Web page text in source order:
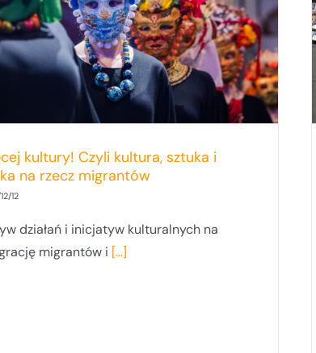
kultury! Czyli kultura, sztuka i
na rzecz migrantów
12
działań i inicjatyw kulturalnych na
migrantów i [...]
CZRUG i CASiD z pomorskimi NGO